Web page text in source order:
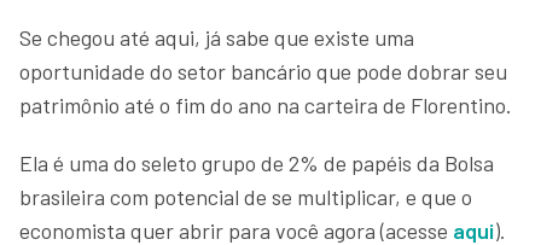
Se chegou até aqui, já sabe que existe uma
oportunidade do setor bancário que pode dobrar seu
patrimônio até o fim do ano na carteira de Florentino.
Ela é uma do seleto grupo de 2% de papéis da Bolsa
brasileira com potencial de se multiplicar, e que o
economista quer abrir para você agora (acesse aqui).